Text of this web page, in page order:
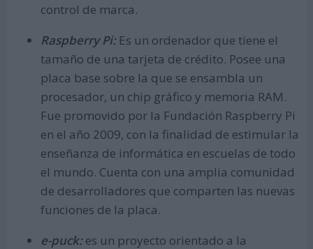
control de marca.
Raspberry Pi: Es un ordenador que tiene el
tamaño de una tarjeta de crédito. Posee una
placa base sobre la que se ensambla un
procesador, un chip gráfico y memoria RAM.
Fue promovido por la Fundación Raspberry Pi
en el año 2009, con la finalidad de estimular la
enseñanza de informática en escuelas de todo
el mundo. Cuenta con una amplia comunidad
de desarrolladores que comparten las nuevas
funciones de la placa.
e-puck:es un proyecto orientado a la